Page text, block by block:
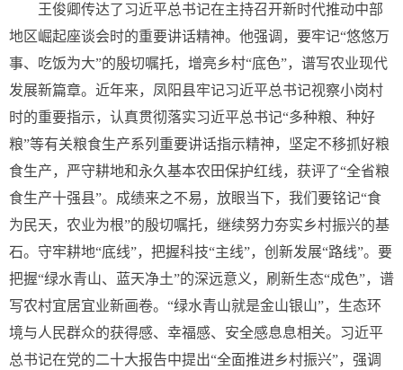
王俊卿传达了习近平总书记在主持召开新时代推动中部
地区崛起座谈会时的重要讲话精神。他强调，要牢记“悠悠万
事、吃饭为大”的殷切嘱托，增亮乡村“底色”，谱写农业现代
发展新篇章。近年来，凤阳县牢记习近平总书记视察小岗村
时的重要指示，认真贯彻落实习近平总书记“多种粮、种好
粮”等有关粮食生产系列重要讲话指示精神，坚定不移抓好粮
食生产，严守耕地和永久基本农田保护红线，获评了“全省粮
食生产十强县”。成绩来之不易，放眼当下，我们要铭记“食
为民天，农业为根”的殷切嘱托，继续努力夯实乡村振兴的基
石。守牢耕地“底线”，把握科技“主线”，创新发展“路线”。要
把握“绿水青山、蓝天净土”的深远意义，刷新生态“成色”，谱
写农村宜居宜业新画卷。“绿水青山就是金山银山”，生态环
境与人民群众的获得感、幸福感、安全感息息相关。习近平
总书记在党的二十大报告中提出“全面推进乡村振兴”，强调